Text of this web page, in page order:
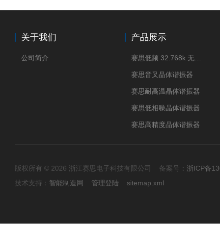
关于我们
公司简介
产品展示
赛思音叉晶体谐振器
赛思耐高温晶体谐振器
赛思低相噪晶体谐振器
赛思高精度晶体谐振器
版权所有 © 2026 浙江赛思电子科技有限公司 备案号： 浙ICP备
技术支持： 智能制造网 管理登陆 sitemap.xml